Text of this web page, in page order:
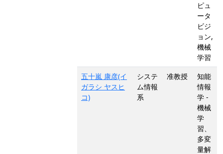
ピュ
ータ
ビジ
ョン,
機械
学習
五十嵐 康彦(イ
ガラシ ヤスヒ
コ)
システ
ム情報
系
准教授
知能
情報
学 -
機械
学
習、
多変
量解